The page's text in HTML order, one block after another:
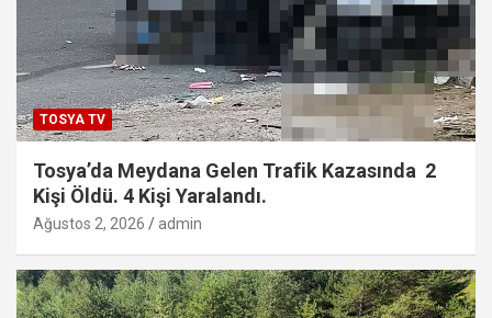
TOSYA TV
Tosya’da Meydana Gelen Trafik Kazasında 2
Kişi Öldü. 4 Kişi Yaralandı.
Ağustos 2, 2026 admin